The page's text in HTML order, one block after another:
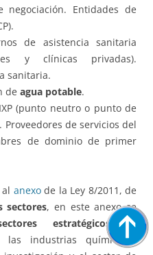
negociación. Entidades de
de asistencia sanitaria
y clínicas privadas).
sanitaria.
de agua potable.
(punto neutro o punto de
de servicios del
de dominio de primer
anexode la Ley 8/2011, de
sectores, en este anexo se
estratégicos:la
las industrias química y